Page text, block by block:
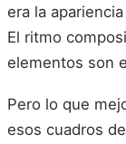
era la
El ritmo
elementos son
Pero lo que
esos cuadros